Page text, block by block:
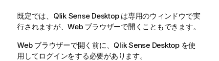
既定では、 Qlik Sense Desktopは専用のウィンドウで実
行されますが、Web ブラウザーで開くこともできます。
Web ブラウザーで開く前に、 Qlik Sense Desktopを使
用してログインをする必要があります。